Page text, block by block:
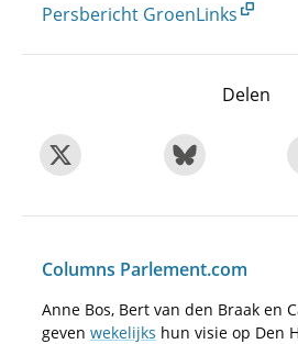
Persbericht GroenLinks
Delen
Columns Parlement.com
Anne Bos, Bert van den Braak en
geven wekelijks hun visie op Den